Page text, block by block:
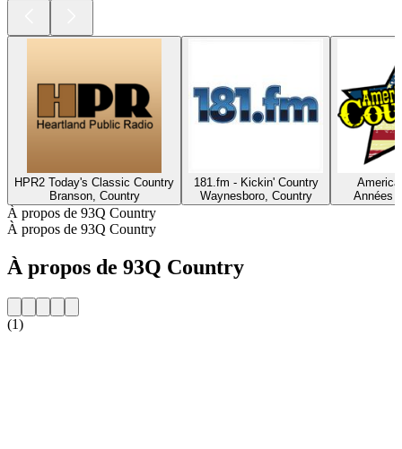
HPR2 Today's Classic Country
Branson, Country
181.fm - Kickin' Country
Waynesboro, Country
Années
À propos de 93Q Country
À propos de 93Q Country
À propos de 93Q Country
(1)